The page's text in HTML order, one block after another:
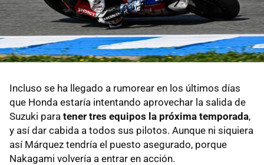
Incluso se ha llegado a rumorear en los últimos días
que Honda estaría intentando aprovechar la salida de
Suzuki para tener tres equipos la próxima temporada,
y así dar cabida a todos sus pilotos. Aunque ni siquiera
así Márquez tendría el puesto asegurado, porque
Nakagami volvería a entrar en acción.